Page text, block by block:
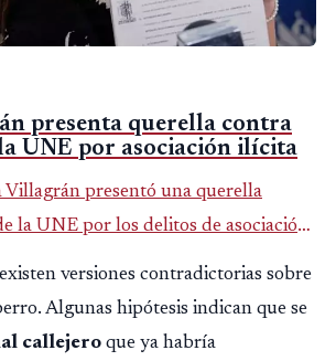
presenta querella contra
UNE por asociación ilícita
Villagrán presentó una querella
la UNE por los delitos de asociación
versiones contradictorias sobre
Algunas hipótesis indican que se
callejero que ya habría